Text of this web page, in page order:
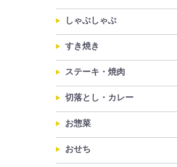
しゃぶしゃぶ
すき焼き
ステーキ・焼肉
切落とし・カレー
お惣菜
おせち